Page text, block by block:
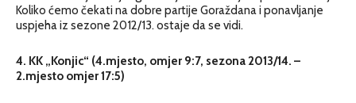
Koliko ćemo čekati na dobre partije Goraždana i ponavljanje
uspjeha iz sezone 2012/13. ostaje da se vidi.
4. KK „Konjic“ (4.mjesto, omjer 9:7, sezona 2013/14. –
2.mjesto omjer 17:5)